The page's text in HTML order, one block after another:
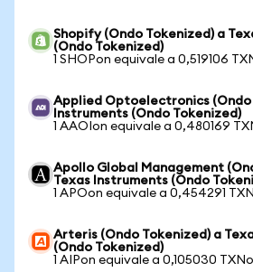
Shopify (Ondo Tokenized) a
(Ondo Tokenized)
1 SHOPon equivale a 0,519106
Applied Optoelectronics (Ondo
Instruments (Ondo Tokenized)
1 AAOIon equivale a 0,480169
Apollo Global Management
Texas Instruments (Ondo
1 APOon equivale a 0,454291
Arteris (Ondo Tokenized) a
(Ondo Tokenized)
1 AIPon equivale a 0,105030